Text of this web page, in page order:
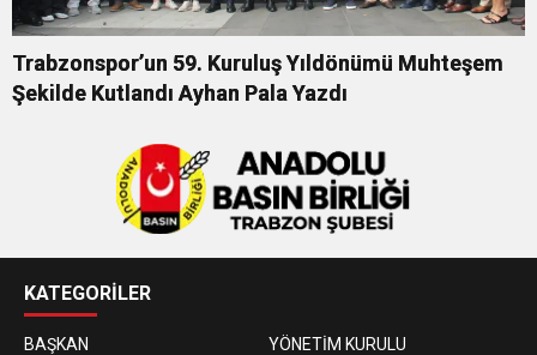
Trabzonspor’un 59. Kuruluş Yıldönümü Muhteşem
Şekilde Kutlandı Ayhan Pala Yazdı
KATEGORİLER
BAŞKAN
YÖNETİM KURULU